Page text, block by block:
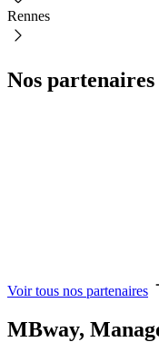
Rennes
Nos
Voir tous nos partenaires
MBway,